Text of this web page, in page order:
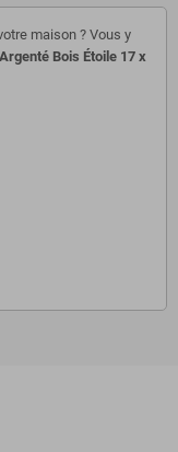
maison ? Vous y
Bois Étoile 17 x